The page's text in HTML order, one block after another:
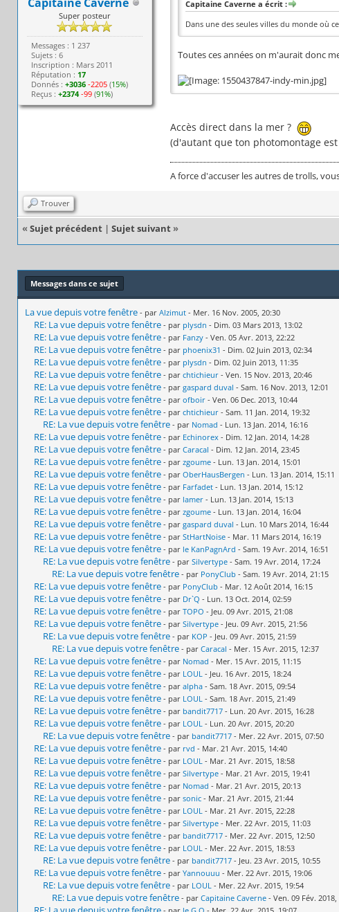
Super posteur
Messages : 1 237
Sujets : 6
Inscription : Mars 2011
Réputation : 17
Donnés : +3036 -2205(15%)
Reçus : +2374 -99(91%)
Capitaine Caverne a écrit :
Dans une des seules villes du monde où
Toutes ces années on m'aurait donc
Accès direct dans la mer ?
(d'autant que ton photomontage est
A force d'accuser les autres de trolls,
Trouver
« Sujet précédent | Sujet suivant »
Messages dans ce sujet
La vue depuis votre fenêtre - par Alzimut - Mer. 16 Nov. 2005, 20:30
RE: La vue depuis votre fenêtre - par plysdn - Dim. 03 Mars 2013, 13:02
RE: La vue depuis votre fenêtre - par Fanzy - Ven. 05 Avr. 2013, 22:22
RE: La vue depuis votre fenêtre - par phoenix31 - Dim. 02 Juin 2013, 02:34
RE: La vue depuis votre fenêtre - par plysdn - Dim. 02 Juin 2013, 11:35
RE: La vue depuis votre fenêtre - par chtichieur - Ven. 15 Nov. 2013, 20:46
RE: La vue depuis votre fenêtre - par gaspard duval - Sam. 16 Nov. 2013, 12:01
RE: La vue depuis votre fenêtre - par ofboir - Ven. 06 Dec. 2013, 10:44
RE: La vue depuis votre fenêtre - par chtichieur - Sam. 11 Jan. 2014, 19:32
RE: La vue depuis votre fenêtre - par Nomad - Lun. 13 Jan. 2014, 16:16
RE: La vue depuis votre fenêtre - par Echinorex - Dim. 12 Jan. 2014, 14:28
RE: La vue depuis votre fenêtre - par Caracal - Dim. 12 Jan. 2014, 23:45
RE: La vue depuis votre fenêtre - par zgoume - Lun. 13 Jan. 2014, 15:01
RE: La vue depuis votre fenêtre - par OberHausBergen - Lun. 13 Jan. 2014, 15:11
RE: La vue depuis votre fenêtre - par Farfadet - Lun. 13 Jan. 2014, 15:12
RE: La vue depuis votre fenêtre - par lamer - Lun. 13 Jan. 2014, 15:13
RE: La vue depuis votre fenêtre - par zgoume - Lun. 13 Jan. 2014, 16:04
RE: La vue depuis votre fenêtre - par gaspard duval - Lun. 10 Mars 2014, 16:44
RE: La vue depuis votre fenêtre - par StHartNoise - Mar. 11 Mars 2014, 16:19
RE: La vue depuis votre fenêtre - par le KanPagnArd - Sam. 19 Avr. 2014, 16:51
RE: La vue depuis votre fenêtre - par Silvertype - Sam. 19 Avr. 2014, 17:24
RE: La vue depuis votre fenêtre - par PonyClub - Sam. 19 Avr. 2014, 21:15
RE: La vue depuis votre fenêtre - par PonyClub - Mar. 12 Août 2014, 16:15
RE: La vue depuis votre fenêtre - par Dr`Q - Lun. 13 Oct. 2014, 02:59
RE: La vue depuis votre fenêtre - par TOPO - Jeu. 09 Avr. 2015, 21:08
RE: La vue depuis votre fenêtre - par Silvertype - Jeu. 09 Avr. 2015, 21:56
RE: La vue depuis votre fenêtre - par KOP - Jeu. 09 Avr. 2015, 21:59
RE: La vue depuis votre fenêtre - par Caracal - Mer. 15 Avr. 2015, 12:37
RE: La vue depuis votre fenêtre - par Nomad - Mer. 15 Avr. 2015, 11:15
RE: La vue depuis votre fenêtre - par LOUL - Jeu. 16 Avr. 2015, 18:24
RE: La vue depuis votre fenêtre - par alpha - Sam. 18 Avr. 2015, 09:54
RE: La vue depuis votre fenêtre - par LOUL - Sam. 18 Avr. 2015, 21:49
RE: La vue depuis votre fenêtre - par bandit7717 - Lun. 20 Avr. 2015, 16:28
RE: La vue depuis votre fenêtre - par LOUL - Lun. 20 Avr. 2015, 20:20
RE: La vue depuis votre fenêtre - par bandit7717 - Mer. 22 Avr. 2015, 07:50
RE: La vue depuis votre fenêtre - par rvd - Mar. 21 Avr. 2015, 14:40
RE: La vue depuis votre fenêtre - par LOUL - Mar. 21 Avr. 2015, 18:58
RE: La vue depuis votre fenêtre - par Silvertype - Mar. 21 Avr. 2015, 19:41
RE: La vue depuis votre fenêtre - par Nomad - Mar. 21 Avr. 2015, 20:13
RE: La vue depuis votre fenêtre - par sonic - Mar. 21 Avr. 2015, 21:44
RE: La vue depuis votre fenêtre - par LOUL - Mar. 21 Avr. 2015, 22:28
RE: La vue depuis votre fenêtre - par Silvertype - Mer. 22 Avr. 2015, 11:03
RE: La vue depuis votre fenêtre - par bandit7717 - Mer. 22 Avr. 2015, 12:50
RE: La vue depuis votre fenêtre - par LOUL - Mer. 22 Avr. 2015, 18:53
RE: La vue depuis votre fenêtre - par bandit7717 - Jeu. 23 Avr. 2015, 10:55
RE: La vue depuis votre fenêtre - par Yannouuu - Mer. 22 Avr. 2015, 19:06
RE: La vue depuis votre fenêtre - par LOUL - Mer. 22 Avr. 2015, 19:54
RE: La vue depuis votre fenêtre - par Capitaine Caverne - Ven. 09 Fév. 2018,